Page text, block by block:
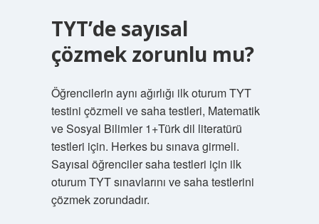
TYT’de sayısal
çözmek zorunlu mu?
Öğrencilerin aynı ağırlığı ilk oturum TYT
testini çözmeli ve saha testleri, Matematik
ve Sosyal Bilimler 1+Türk dil literatürü
testleri için. Herkes bu sınava girmeli.
Sayısal öğrenciler saha testleri için ilk
oturum TYT sınavlarını ve saha testlerini
çözmek zorundadır.